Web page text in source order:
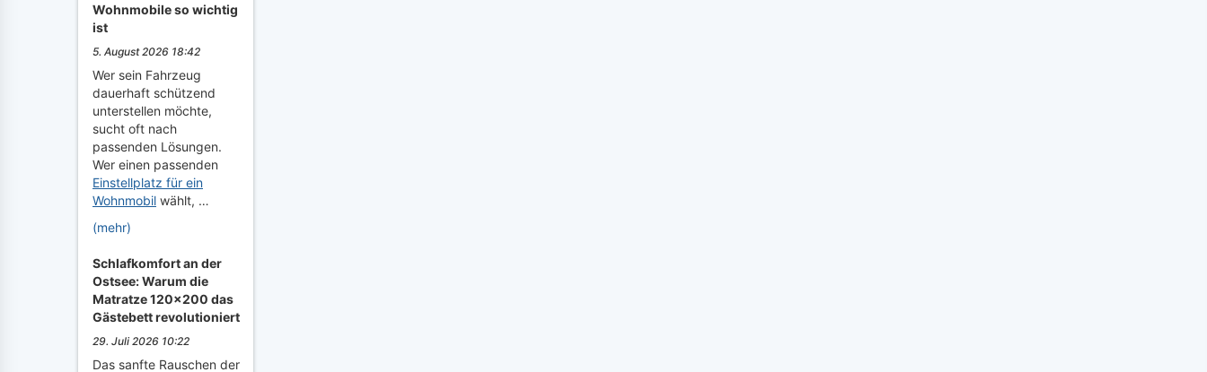
Wohnmobile so wichtig
ist
5. August 2026 18:42
Wer sein Fahrzeug
dauerhaft schützend
unterstellen möchte,
sucht oft nach
passenden Lösungen.
Wer einen passenden
Einstellplatz für ein
Wohnmobil wählt, …
(mehr)
Schlafkomfort an der
Ostsee: Warum die
Matratze 120x200 das
Gästebett revolutioniert
29. Juli 2026 10:22
Das sanfte Rauschen der